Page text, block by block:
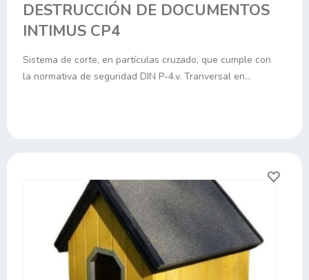
DESTRUCCIÓN DE DOCUMENTOS
INTIMUS CP4
Sistema de corte, en partículas cruzado, que cumple con
la normativa de seguridad DIN P-4.v. Tranversal en…